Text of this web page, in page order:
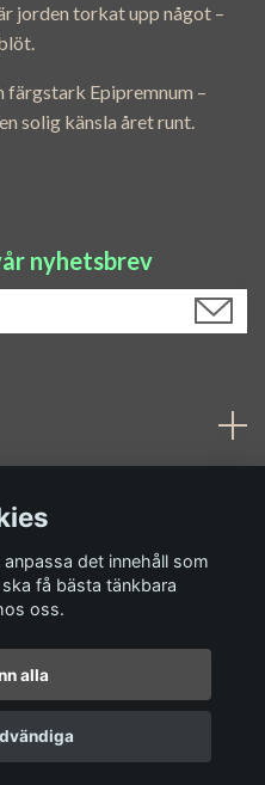
jorden torkat upp något –
färgstark Epipremnum –
solig känsla året runt.
nyhetsbrev
Garden
det innehåll som
få bästa tänkbara
oss.
alla